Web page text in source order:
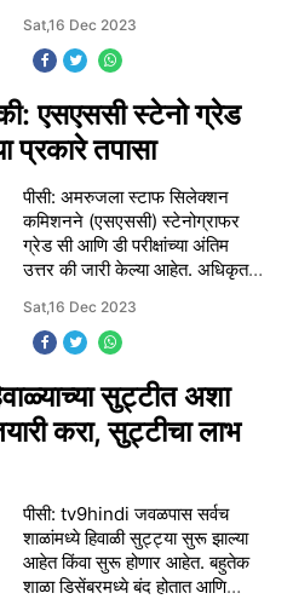
अनेक प्रश्न असतात. त्यांना काही प्
Sat,16 Dec 2023
एसएससी स्टेनो ग्रेड
प्रकारे तपासा
पीसी: अमरुजला स्टाफ सिलेक्शन
कमिशनने (एसएससी) स्टेनोग्राफर
ग्रेड सी आणि डी परीक्षांच्या अंतिम
उत्तर की जारी केल्या आहेत. अधिकृत
'C' जारी केला आहे. आणि 'd' परीक्षेची
Sat,16 Dec 2023
सुट्टीत अशा
करा, सुट्टीचा लाभ
पीसी: tv9hindi जवळपास सर्वच
शाळांमध्ये हिवाळी सुट्ट्या सुरू झाल्या
आहेत किंवा सुरू होणार आहेत. बहुतेक
शाळा डिसेंबरमध्ये बंद होतात आणि